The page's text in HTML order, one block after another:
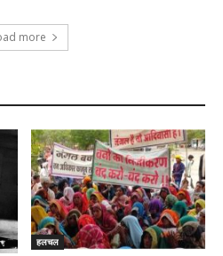
more
हलचल